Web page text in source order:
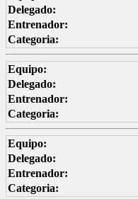
Delegado:
Entrenador:
Categoria:
Equipo:
Delegado:
Entrenador:
Categoria:
Equipo:
Delegado:
Entrenador:
Categoria: